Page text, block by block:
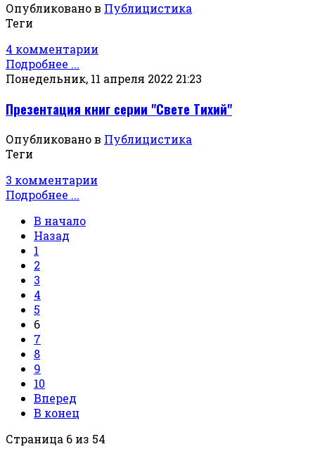
Опубликовано в Публицистика
Теги
4 комментарии
Подробнее ...
Понедельник, 11 апреля 2022 21:23
Презентация книг серии "Свете Тихий"
Опубликовано в Публицистика
Теги
3 комментарии
Подробнее ...
В начало
Назад
1
2
3
4
5
6
7
8
9
10
Вперед
В конец
Страница 6 из 54